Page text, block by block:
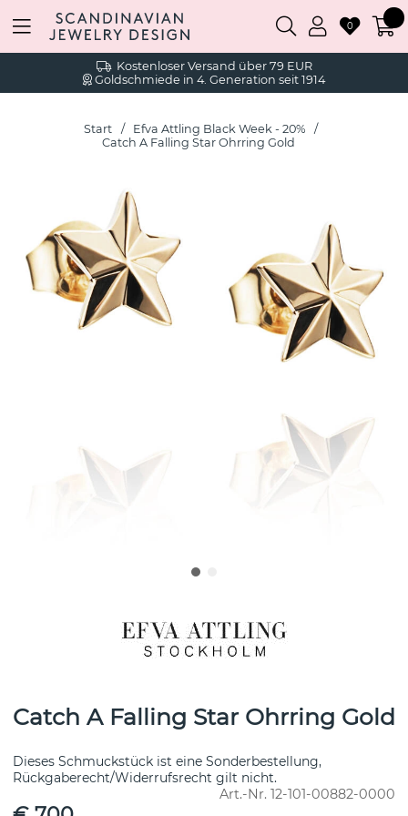
Kostenloser Versand über 79 EUR
Goldschmiede in 4. Generation seit 1914
0
Start
Efva Attling Black Week - 20%
Catch A Falling Star Ohrring Gold
Catch A Falling Star Ohrring Gold
Dieses Schmuckstück ist eine Sonderbestellung,
Rückgaberecht/Widerrufsrecht gilt nicht.
Art.-Nr. 12-101-00882-0000